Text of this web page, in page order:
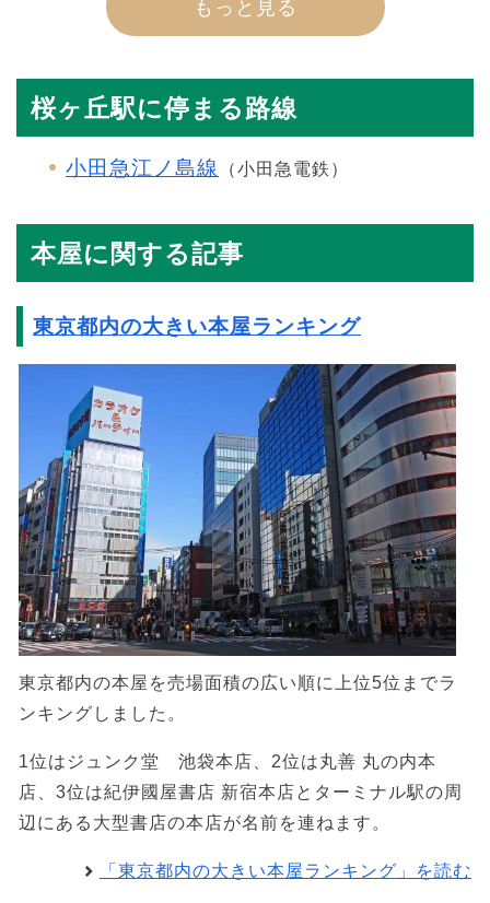
もっと見る
桜ヶ丘駅に停まる路線
小田急江ノ島線 （小田急電鉄）
本屋に関する記事
東京都内の大きい本屋ランキング
東京都内の本屋を売場面積の広い順に上位5位までラ
ンキングしました。
1位はジュンク堂 池袋本店、2位は丸善 丸の内本
店、3位は紀伊國屋書店 新宿本店とターミナル駅の周
辺にある大型書店の本店が名前を連ねます。
「東京都内の大きい本屋ランキング」を読む